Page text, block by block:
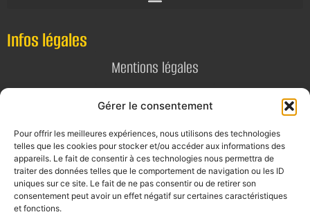
Gérer le consentement
Pour offrir les meilleures expériences, nous utilisons des technologies
telles que les cookies pour stocker et/ou accéder aux informations des
appareils. Le fait de consentir à ces technologies nous permettra de
traiter des données telles que le comportement de navigation ou les ID
uniques sur ce site. Le fait de ne pas consentir ou de retirer son
consentement peut avoir un effet négatif sur certaines caractéristiques
et fonctions.
Infos légales
Mentions légales
Politique de confidentialité
Contact
E-mail
contact@alta-studio.fr